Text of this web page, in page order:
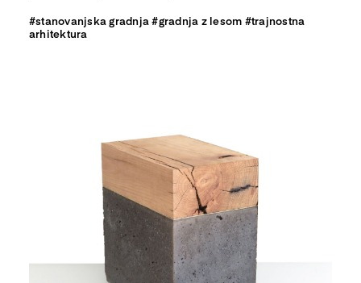
#stanovanjska gradnja #gradnja z lesom #trajnostna
arhitektura